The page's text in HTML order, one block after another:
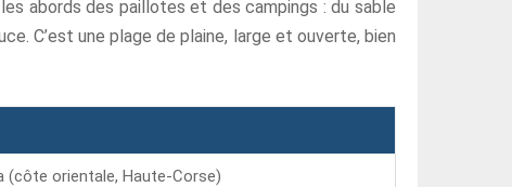
abords des paillotes et des campings : du sable
C’est une plage de plaine, large et ouverte, bien
(côte orientale, Haute-Corse)